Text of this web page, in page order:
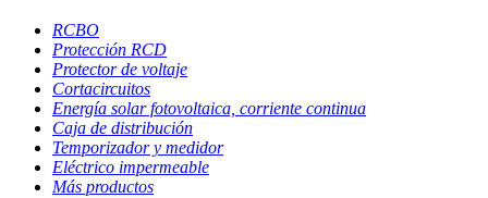
RCBO
Protección RCD
Protector de voltaje
Cortacircuitos
Energía solar fotovoltaica, corriente continua
Caja de distribución
Temporizador y medidor
Eléctrico impermeable
Más productos